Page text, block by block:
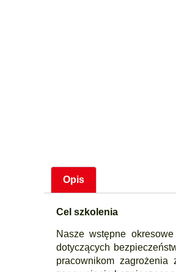
Opis
Cel szkolenia
Nasze wstępne
dotyczących
pracownikom